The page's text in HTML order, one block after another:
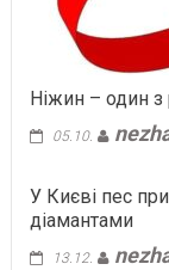
Ніжин – один з
05.10.
У Києві пес
діамантами
13.12.